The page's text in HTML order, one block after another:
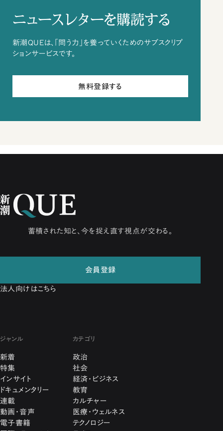
ニュースレターを購読する
新潮QUEは、「問う力」を養っていくためのサブスクリプ
ションサービスです。
無料登録する
蓄積された知と、今を捉え直す視点が交わる。
会員登録
法人向けはこちら
ジャンル
新着
特集
インサイト
ドキュメンタリー
連載
動画・音声
電子書籍
カテゴリ
政治
社会
経済・ビジネス
教育
カルチャー
医療・ウェルネス
テクノロジー